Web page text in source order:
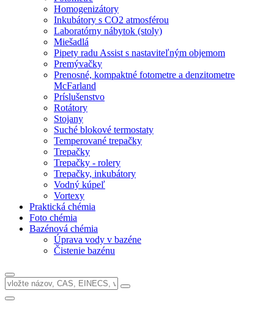
Homogenizátory
Inkubátory s CO2 atmosférou
Laboratórny nábytok (stoly)
Miešadlá
Pipety radu Assist s nastaviteľným objemom
Premývačky
Prenosné, kompaktné fotometre a denzitometre
McFarland
Príslušenstvo
Rotátory
Stojany
Suché blokové termostaty
Temperované trepačky
Trepačky
Trepačky - rolery
Trepačky, inkubátory
Vodný kúpeľ
Vortexy
Praktická chémia
Foto chémia
Bazénová chémia
Úprava vody v bazéne
Čistenie bazénu